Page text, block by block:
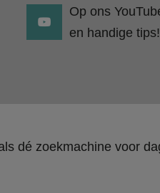
Op ons
en handige tips!
dé zoekmachine voor